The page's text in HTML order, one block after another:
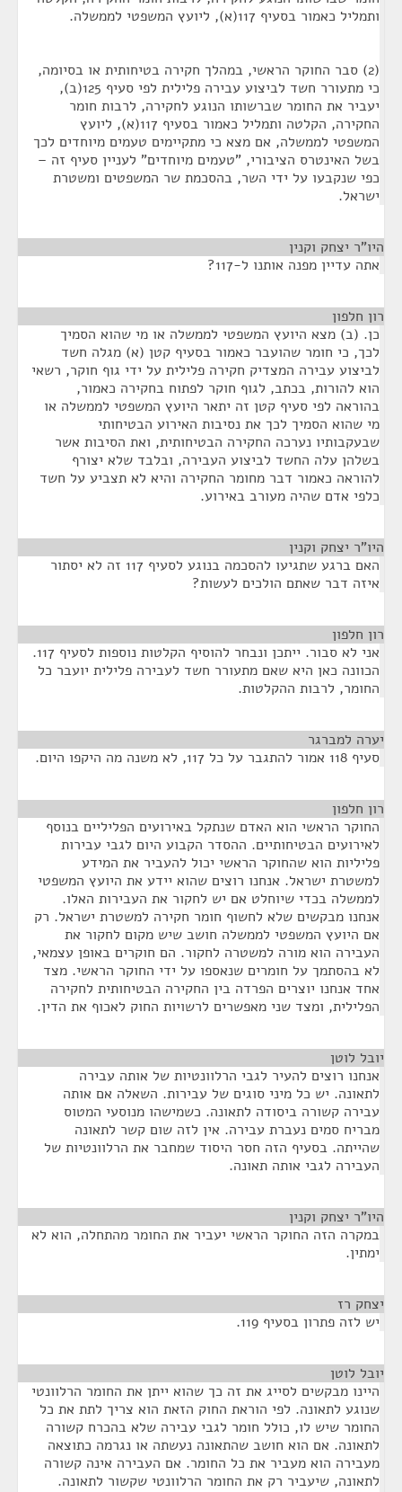
ותמליל כאמור בסעיף 117(א), ליועץ המשפטי לממשלה.
(2) סבר החוקר הראשי, במהלך חקירה בטיחותית או בסיומה,
כי מתעורר חשד לביצוע עבירה פלילית לפי סעיף 125(ב),
יעביר את החומר שברשותו הנוגע לחקירה, לרבות חומר
החקירה, הקלטה ותמליל כאמור בסעיף 117(א), ליועץ
המשפטי לממשלה, אם מצא כי מתקיימים טעמים מיוחדים לכך
בשל האינטרס הציבורי, "טעמים מיוחדים" לעניין סעיף זה –
כפי שנקבעו על ידי השר, בהסכמת שר המשפטים ומשטרת
ישראל.
היו"ר יצחק וקנין
אתה עדיין מפנה אותנו ל-117?
רון חלפון
כן. (ב) מצא היועץ המשפטי לממשלה או מי שהוא הסמיך
לכך, כי חומר שהועבר כאמור בסעיף קטן (א) מגלה חשד
לביצוע עבירה המצדיק חקירה פלילית על ידי גוף חוקר, רשאי
הוא להורות, בכתב, לגוף חוקר לפתוח בחקירה כאמור,
בהוראה לפי סעיף קטן זה יתאר היועץ המשפטי לממשלה או
מי שהוא הסמיך לכך את נסיבות האירוע הבטיחותי
שבעקבותיו נערכה החקירה הבטיחותית, ואת הסיבות אשר
בשלהן עלה החשד לביצוע העבירה, ובלבד שלא יצורף
להוראה כאמור דבר מחומר החקירה והיא לא תצביע על חשד
כלפי אדם שהיה מעורב באירוע.
היו"ר יצחק וקנין
האם ברגע שתגיעו להסכמה בנוגע לסעיף 117 זה לא יסתור
איזה דבר שאתם הולכים לעשות?
רון חלפון
אני לא סבור. ייתכן ונבחר להוסיף הקלטות נוספות לסעיף 117.
הכוונה כאן היא שאם מתעורר חשד לעבירה פלילית יועבר כל
החומר, לרבות ההקלטות.
יערה למברגר
סעיף 118 אמור להתגבר על כל 117, לא משנה מה היקפו היום.
רון חלפון
החוקר הראשי הוא האדם שנתקל באירועים הפליליים בנוסף
לאירועים הבטיחותיים. ההסדר הקבוע היום לגבי עבירות
פליליות הוא שהחוקר הראשי יכול להעביר את המידע
למשטרת ישראל. אנחנו רוצים שהוא יידע את היועץ המשפטי
לממשלה בכדי שיוחלט אם יש לחקור את העבירות האלו.
אנחנו מבקשים שלא לחשוף חומר חקירה למשטרת ישראל. רק
אם היועץ המשפטי לממשלה חושב שיש מקום לחקור את
העבירה הוא מורה למשטרה לחקור. הם חוקרים באופן עצמאי,
לא בהסתמך על חומרים שנאספו על ידי החוקר הראשי. מצד
אחד אנחנו יוצרים הפרדה בין החקירה הבטיחותית לחקירה
הפלילית, ומצד שני מאפשרים לרשויות החוק לאכוף את הדין.
יובל לוטן
אנחנו רוצים להעיר לגבי הרלוונטיות של אותה עבירה
לתאונה. יש כל מיני סוגים של עבירות. השאלה אם אותה
עבירה קשורה ביסודה לתאונה. כשמישהו מנוסעי המטוס
מבריח סמים נעברת עבירה. אין לזה שום קשר לתאונה
שהייתה. בסעיף הזה חסר היסוד שמחבר את הרלוונטיות של
העבירה לגבי אותה תאונה.
היו"ר יצחק וקנין
במקרה הזה החוקר הראשי יעביר את החומר מהתחלה, הוא לא
ימתין.
יצחק רז
יש לזה פתרון בסעיף 119.
יובל לוטן
היינו מבקשים לסייג את זה כך שהוא ייתן את החומר הרלוונטי
שנוגע לתאונה. לפי הוראת החוק הזאת הוא צריך לתת את כל
החומר שיש לו, כולל חומר לגבי עבירה שלא בהכרח קשורה
לתאונה. אם הוא חושב שהתאונה נעשתה או נגרמה כתוצאה
מעבירה הוא מעביר את כל החומר. אם העבירה אינה קשורה
לתאונה, שיעביר רק את החומר הרלוונטי שקשור לתאונה.